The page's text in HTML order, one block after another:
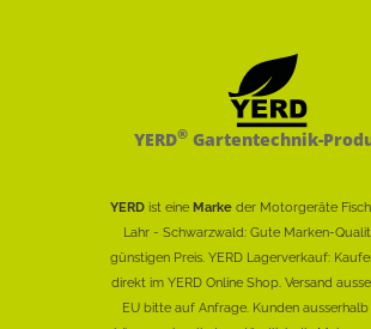
YERD®Gartentechnik-
YERD ist eine Marke der Motorgeräte
Lahr - Schwarzwald: Gute Marken-
günstigen Preis. YERD Lagerverkauf:
direkt im YERD Online Shop. Versand
EU bitte auf Anfrage. Kunden